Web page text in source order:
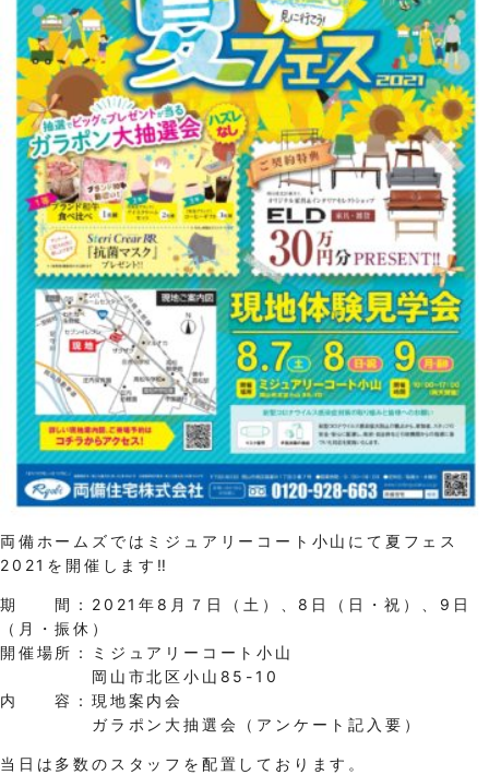
両備ホームズではミジュアリーコート小山にて夏フェス
2021を開催します‼
期 間：2021年8月７日（土）、8日（日・祝）、9日
（月・振休）
開催場所：ミジュアリーコート小山
岡山市北区小山85-10
内 容：現地案内会
ガラポン大抽選会（アンケート記入要）
当日は多数のスタッフを配置しております。